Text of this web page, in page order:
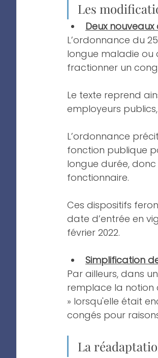
Les
Deux
L’ordonnance du
longue maladie ou
fractionner un
Le texte reprend
employeurs
L’ordonnance
fonction publique
longue durée,
fonctionnaire.
Ces dispositifs
date d’entrée en
février 2022.
Simplification
Par ailleurs, dans
remplace la notion
» lorsqu'elle était
congés pour
La